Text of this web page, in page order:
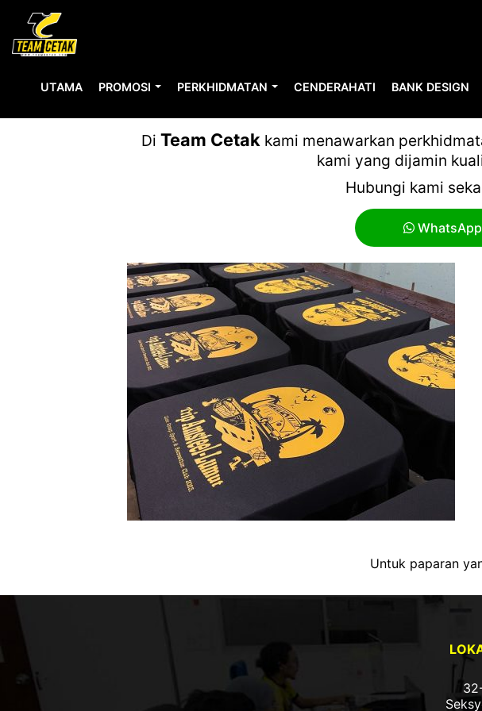
UTAMA PROMOSI PERKHIDMATAN CENDERAHATI BANK DESIGN
Di Team Cetakkami menawarkan
kami yang dijamin
Hubungi kami
WhatsApp
Untuk paparan